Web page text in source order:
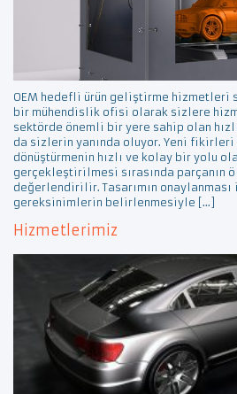
OEM hedefli ürün geliştirme hizmetleri
bir mühendislik ofisi olarak sizlere
sektörde önemli bir yere sahip olan
da sizlerin yanında oluyor. Yeni fikirleri
dönüştürmenin hızlı ve kolay bir yolu
gerçekleştirilmesi sırasında parçanın
değerlendirilir. Tasarımın
gereksinimlerin belirlenmesiyle […]
Hizmetlerimiz